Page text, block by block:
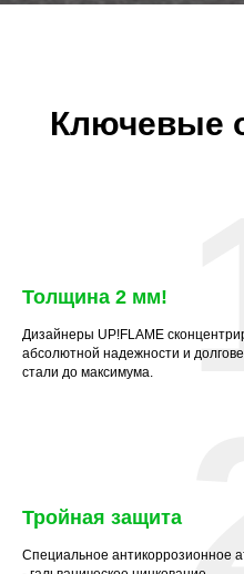
Ключевые
Толщина 2 мм!
Дизайнеры UP!FLAME
абсолютной надежности и
стали до максимума.
Тройная защита
Специальное антикоррозионное